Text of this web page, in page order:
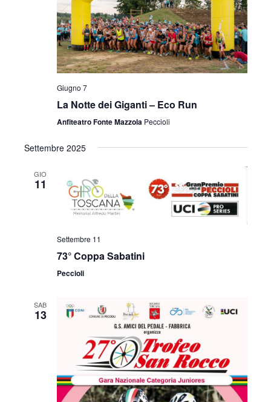
Giugno 7
La Notte dei Giganti – Eco Run
Anfiteatro Fonte Mazzola Peccioli
Settembre 2025
GIO
11
Settembre 11
73° Coppa Sabatini
Peccioli
SAB
13